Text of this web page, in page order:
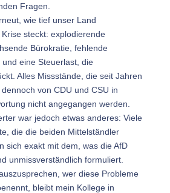
Fragen.
wie tief unser Land
steckt: explodierende
Bürokratie, fehlende
eine Steuerlast, die
Alles Missstände, die seit Jahren
von CDU und CSU in
nicht angegangen werden.
war jedoch etwas anderes: Viele
die die beiden Mittelständler
sich exakt mit dem, was die AfD
unmissverständlich formuliert.
wer diese Probleme
bleibt mein Kollege in